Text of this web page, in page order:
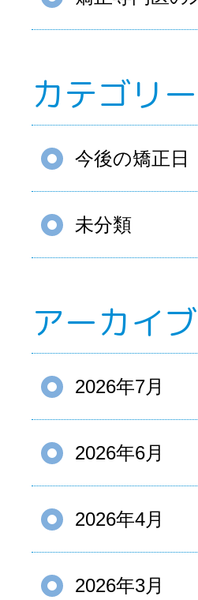
カテゴリー
今後の矯正日
未分類
アーカイブ
2026年7月
2026年6月
2026年4月
2026年3月